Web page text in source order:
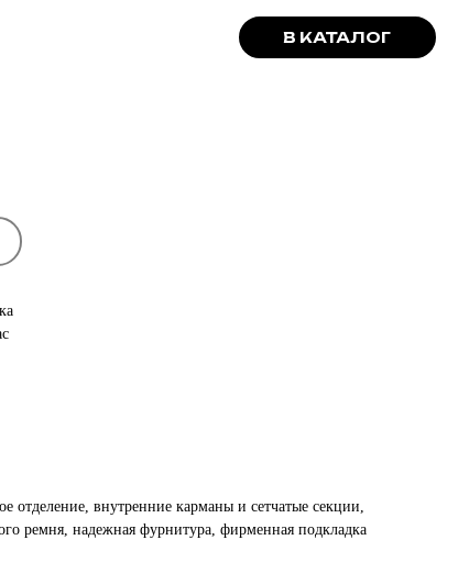
В КАТАЛОГ
отделение, внутренние карманы и сетчатые секции,
ремня, надежная фурнитура, фирменная подкладка